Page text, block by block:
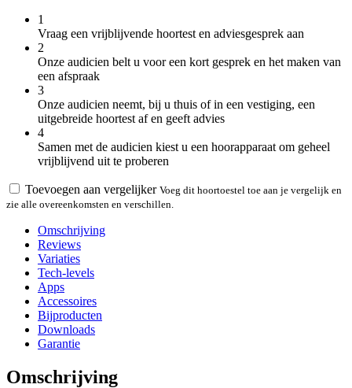
1
Vraag een vrijblijvende hoortest en adviesgesprek aan
2
Onze audicien belt u voor een kort gesprek en het maken van
een afspraak
3
Onze audicien neemt, bij u thuis of in een vestiging, een
uitgebreide hoortest af en geeft advies
4
Samen met de audicien kiest u een hoorapparaat om geheel
vrijblijvend uit te proberen
Toevoegen aan vergelijker Voeg dit hoortoestel toe aan je vergelijk en
zie alle overeenkomsten en verschillen.
Omschrijving
Reviews
Variaties
Tech-levels
Apps
Accessoires
Bijproducten
Downloads
Garantie
Omschrijving